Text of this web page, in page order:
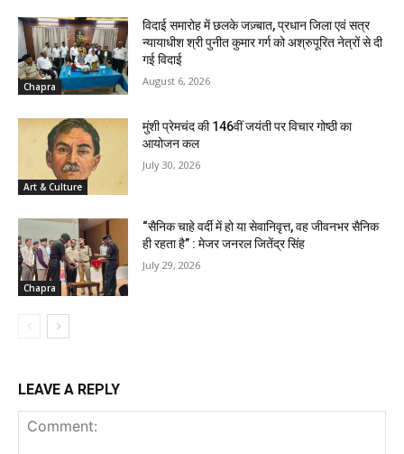
Chapra
विदाई समारोह में छलके जज़्बात, प्रधान जिला एवं सत्र
न्यायाधीश श्री पुनीत कुमार गर्ग को अश्रुपूरित नेत्रों से दी
गई विदाई
August 6, 2026
Art & Culture
मुंशी प्रेमचंद की 146वीं जयंती पर विचार गोष्ठी का
आयोजन कल
July 30, 2026
Chapra
“सैनिक चाहे वर्दी में हो या सेवानिवृत्त, वह जीवनभर सैनिक
ही रहता है” : मेजर जनरल जितेंद्र सिंह
July 29, 2026
LEAVE A REPLY